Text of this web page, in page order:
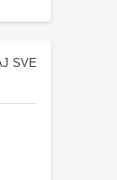
SVE